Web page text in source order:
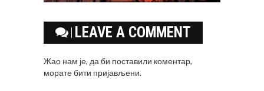
LEAVE A COMMENT
Жао нам је, да би поставили коментар,
моратебити пријављени.